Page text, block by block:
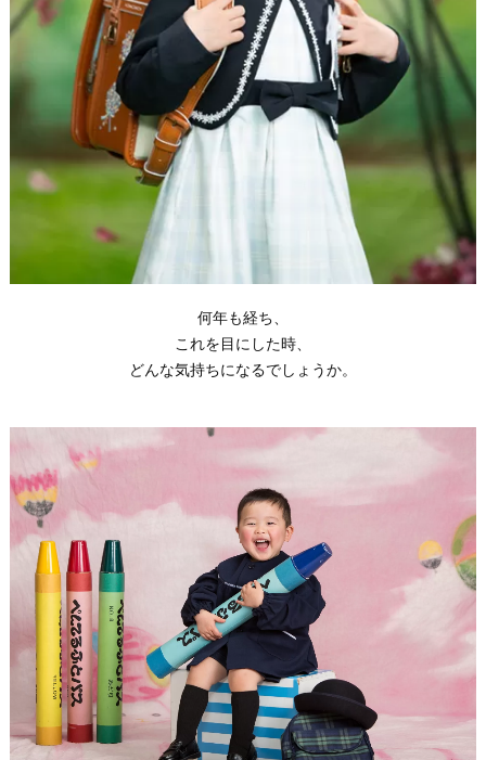
何年も経ち、
これを目にした時、
どんな気持ちになるでしょうか。